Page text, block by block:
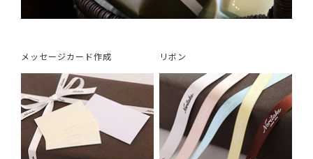
メッセージカード作成 リボン